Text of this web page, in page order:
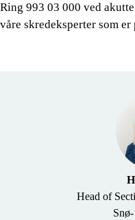
Ring 993 03 000 ved
våre skredeksperter som er
Head of